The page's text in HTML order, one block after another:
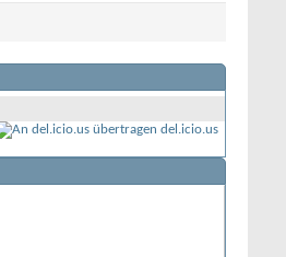
del.icio.us